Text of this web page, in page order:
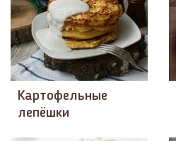
Картофельные
лепёшки